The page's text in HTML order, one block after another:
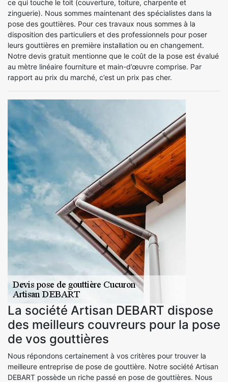
ce qui touche le toit (couverture, toiture, charpente et
zinguerie). Nous sommes maintenant des spécialistes dans la
pose des gouttières. Pour ces travaux nous sommes à la
disposition des particuliers et des professionnels pour poser
leurs gouttières en première installation ou en changement.
Notre devis gratuit mentionne que le coût de la pose est évalué
au mètre linéaire fourniture et main-d’œuvre comprise. Par
rapport au prix du marché, c’est un prix pas cher.
La société Artisan DEBART dispose
des meilleurs couvreurs pour la pose
de vos gouttières
Nous répondons certainement à vos critères pour trouver la
meilleure entreprise de pose de gouttière. Notre société Artisan
DEBART possède un riche passé en pose de gouttières. Nous